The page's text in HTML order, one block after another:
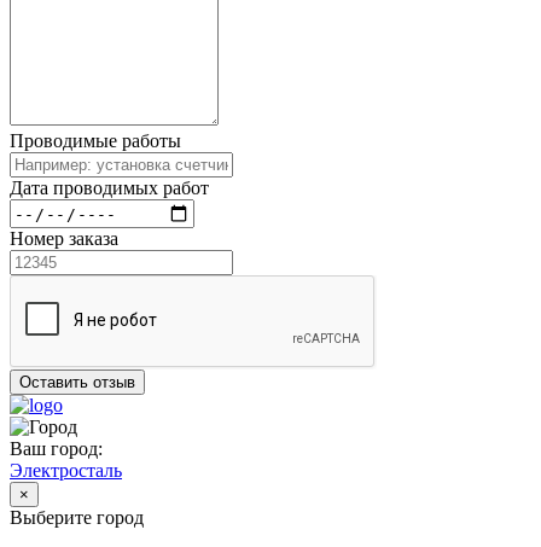
Проводимые работы
Дата проводимых работ
Номер заказа
Оставить отзыв
Ваш город:
Электросталь
×
Выберите город